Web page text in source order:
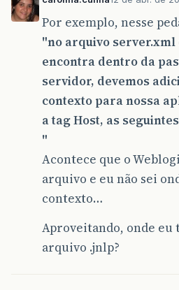
Por exemplo, nesse
"no arquivo server.xml
encontra dentro da
servidor, devemos
contexto para nossa
a tag Host, as
"
Acontece que o
arquivo e eu não sei
contexto…
Aproveitando, onde eu
arquivo .jnlp?